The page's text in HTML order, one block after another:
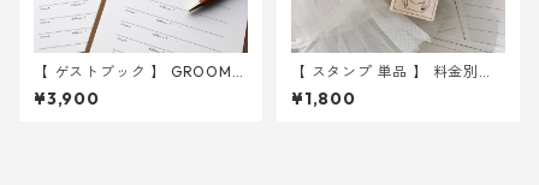
【 ゲストブック 】 GROOM＆
BRIDE イラスト クリップボー
ド2点付 ｜ 結婚式 芳名帳
¥3,900
【 スタンプ 単品 】 料金別納
郵便 手渡し特急便 スタンプ ｜
結婚式 ウェディング
¥1,800